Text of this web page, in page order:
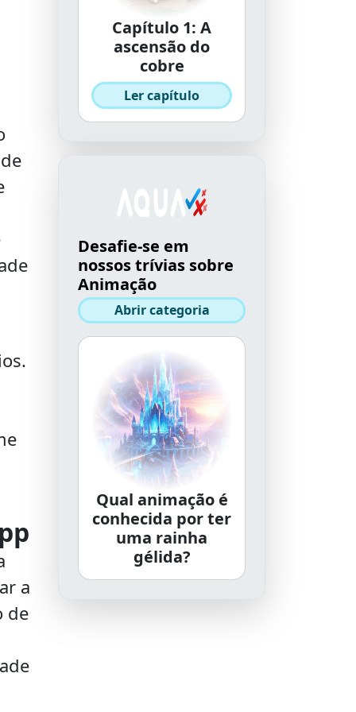
a
de
Capítulo 1: A
ascensão do
cobre
Ler capítulo
Desafie-se em
nossos trívias sobre
Animação
Abrir categoria
Qual animação é
conhecida por ter
uma rainha
gélida?